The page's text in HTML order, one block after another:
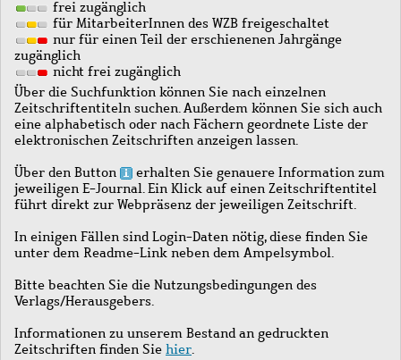
frei zugänglich
für MitarbeiterInnen des WZB freigeschaltet
nur für einen Teil der erschienenen Jahrgänge
zugänglich
nicht frei zugänglich
Über die Suchfunktion können Sie nach einzelnen
Zeitschriftentiteln suchen. Außerdem können Sie sich auch
eine alphabetisch oder nach Fächern geordnete Liste der
elektronischen Zeitschriften anzeigen lassen.
Über den Button
erhalten Sie genauere Information zum
jeweiligen E-Journal. Ein Klick auf einen Zeitschriftentitel
führt direkt zur Webpräsenz der jeweiligen Zeitschrift.
In einigen Fällen sind Login-Daten nötig, diese finden Sie
unter dem Readme-Link neben dem Ampelsymbol.
Bitte beachten Sie die Nutzungsbedingungen des
Verlags/Herausgebers.
Informationen zu unserem Bestand an gedruckten
Zeitschriften finden Sie hier.